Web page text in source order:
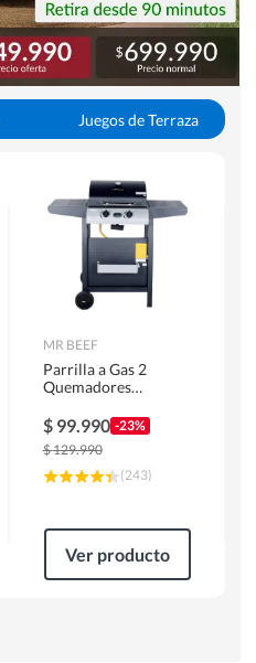
Juegos de Terraza
MR BEEF
Parrilla a Gas 2
Quemadores
$ 99.990 -23%
$129.990
(243)
Ver producto